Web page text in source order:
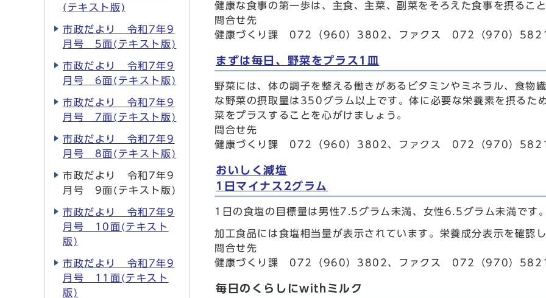
健康な食事の第一歩は、主食、主菜、副菜をそろえた食事を摂ること
問合せ先
健康づくり課 072（960）3802、ファクス 072（970）5821
まずは毎日、野菜をプラス1皿
野菜には、体の調子を整える働きがあるビタミンやミネラル、食物
な野菜の摂取量は350グラム以上です。体に必要な栄養素を摂るた
菜をプラスすることを心がけましょう。
問合せ先
健康づくり課 072（960）3802、ファクス 072（970）5821
おいしく減塩
1日マイナス2グラム
1日の食塩の目標量は男性7.5グラム未満、女性6.5グラム未満です。
加工食品には食塩相当量が表示されています。栄養成分表示を確認
問合せ先
健康づくり課 072（960）3802、ファクス 072（970）5821
毎日のくらしにwithミルク
(テキスト版)
市政だより 令和7年9
月号 5面(テキスト版)
市政だより 令和7年9
月号 6面(テキスト版)
市政だより 令和7年9
月号 7面(テキスト版)
市政だより 令和7年9
月号 8面(テキスト版)
市政だより 令和7年9
月号 9面(テキスト版)
市政だより 令和7年9
月号 10面(テキスト
版)
市政だより 令和7年9
月号 11面(テキスト
版)